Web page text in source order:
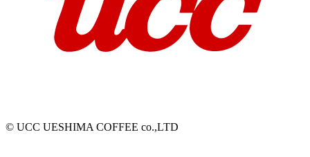
© UCC UESHIMA COFFEE co.,LTD